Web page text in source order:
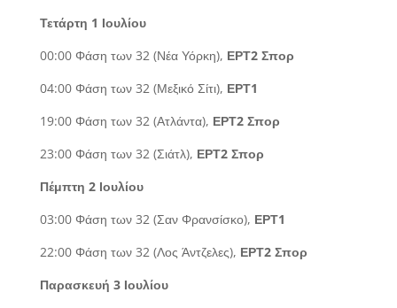
Τετάρτη 1 Ιουλίου
00:00 Φάση των 32 (Νέα Υόρκη), ΕΡΤ2 Σπορ
04:00 Φάση των 32 (Μεξικό Σίτι), ΕΡΤ1
19:00 Φάση των 32 (Ατλάντα), ΕΡΤ2 Σπορ
23:00 Φάση των 32 (Σιάτλ), ΕΡΤ2 Σπορ
Πέμπτη 2 Ιουλίου
03:00 Φάση των 32 (Σαν Φρανσίσκο), ΕΡΤ1
22:00 Φάση των 32 (Λος Άντζελες), ΕΡΤ2 Σπορ
Παρασκευή 3 Ιουλίου